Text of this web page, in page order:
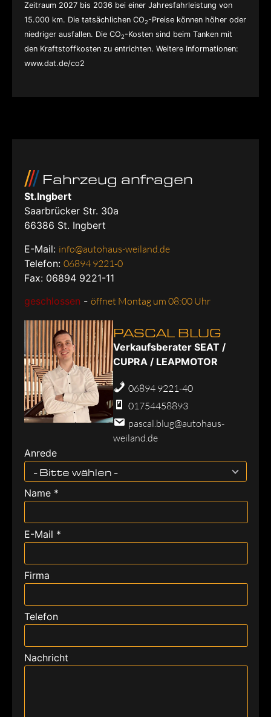
Zeitraum 2027 bis 2036 bei einer Jahresfahrleistung von
15.000 km. Die tatsächlichen CO2-Preise können höher oder
niedriger ausfallen. Die CO2-Kosten sind beim Tanken mit
den Kraftstoffkosten zu entrichten. Weitere Informationen:
www.dat.de/co2
Fahrzeug anfragen
St.Ingbert
Saarbrücker Str. 30a
66386 St. Ingbert
E-Mail: info@autohaus-weiland.de
Telefon: 06894 9221-0
Fax: 06894 9221-11
geschlossen - öffnet Montag um 08:00 Uhr
PASCAL BLUG
Verkaufsberater SEAT /
CUPRA / LEAPMOTOR
06894 9221-40
01754458893
pascal.blug@autohaus-
weiland.de
Anrede
- Bitte wählen -
Name *
E-Mail *
Firma
Telefon
Nachricht